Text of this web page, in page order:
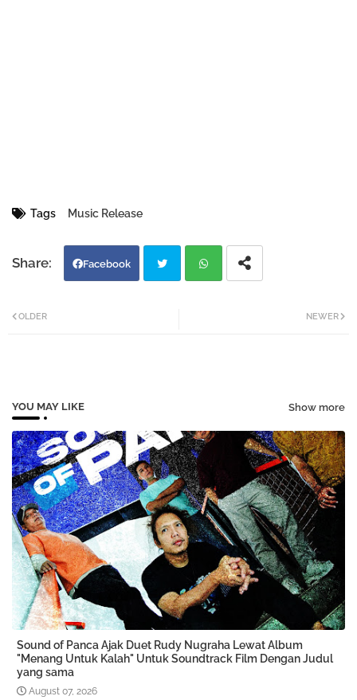
Tags Music Release
Facebook
NEWER
OLDER
YOU MAY LIKE Show more
Sound of Panca Ajak Duet Rudy Nugraha Lewat Album
"Menang Untuk Kalah" Untuk Soundtrack Film Dengan Judul
yang sama
August 07, 2026